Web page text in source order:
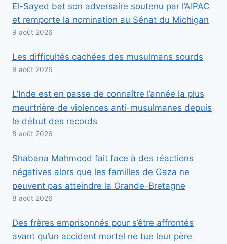
El-Sayed bat son adversaire soutenu par l’AIPAC
et remporte la nomination au Sénat du Michigan
9 août 2026
Les difficultés cachées des musulmans sourds
9 août 2026
L’Inde est en passe de connaître l’année la plus
meurtrière de violences anti-musulmanes depuis
le début des records
8 août 2026
Shabana Mahmood fait face à des réactions
négatives alors que les familles de Gaza ne
peuvent pas atteindre la Grande-Bretagne
8 août 2026
Des frères emprisonnés pour s’être affrontés
avant qu’un accident mortel ne tue leur père